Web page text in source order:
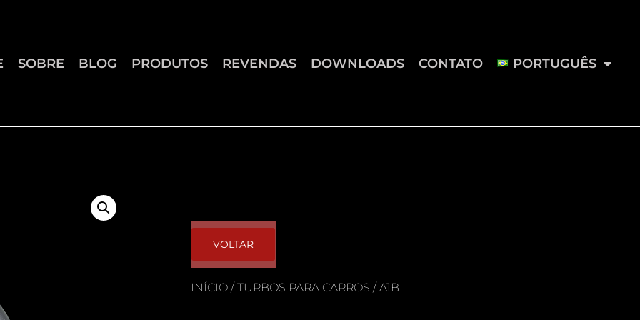
SOBRE BLOG PRODUTOS REVENDAS DOWNLOADS CONTATO PORTUGUÊS
VOLTAR
INÍCIO/ TURBOS PARA CARROS / A1B